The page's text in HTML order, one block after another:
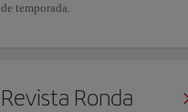
de temporada.
Revista Ronda